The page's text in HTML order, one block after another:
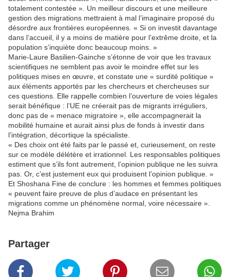
totalement contestée ». Un meilleur discours et une meilleure
gestion des migrations mettraient à mal l’imaginaire proposé du
désordre aux frontières européennes. « Si on investit davantage
dans l’accueil, il y a moins de matière pour l’extrême droite, et la
population s’inquiète donc beaucoup moins. »
Marie-Laure Basilien-Gainche s’étonne de voir que les travaux
scientifiques ne semblent pas avoir le moindre effet sur les
politiques mises en œuvre, et constate une « surdité politique »
aux éléments apportés par les chercheurs et chercheuses sur
ces questions. Elle rappelle combien l’ouverture de voies légales
serait bénéfique : l’UE ne créerait pas de migrants irréguliers,
donc pas de « menace migratoire », elle accompagnerait la
mobilité humaine et aurait ainsi plus de fonds à investir dans
l’intégration, décortique la spécialiste.
« Des choix ont été faits par le passé et, curieusement, on reste
sur ce modèle délétère et irrationnel. Les responsables politiques
estiment que s’ils font autrement, l’opinion publique ne les suivra
pas. Or, c’est justement eux qui produisent l’opinion publique. »
Et Shoshana Fine de conclure : les hommes et femmes politiques
« peuvent faire preuve de plus d’audace en présentant les
migrations comme un phénomène normal, voire nécessaire ».
Nejma Brahim
Partager